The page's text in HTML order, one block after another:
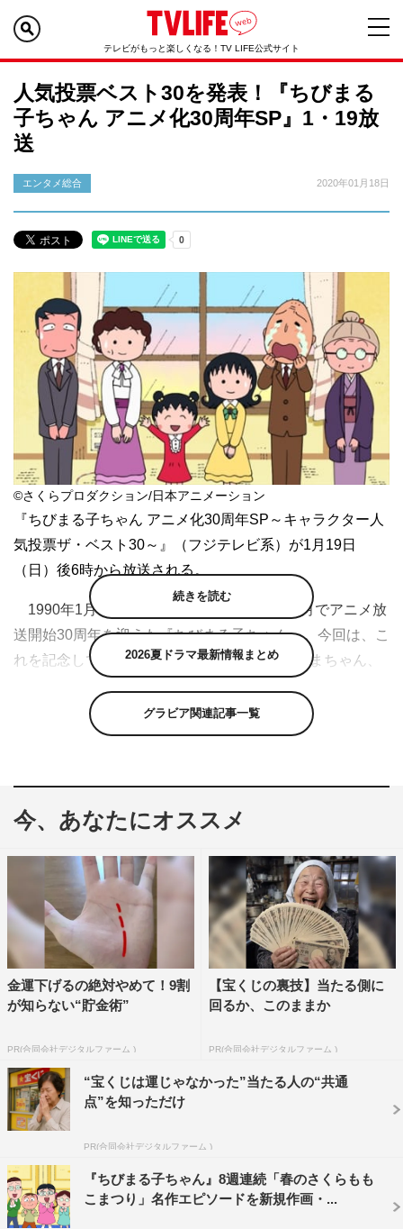
テレビがもっと楽しくなる！TV LIFE公式サイト
人気投票ベスト30を発表！『ちびまる
子ちゃん アニメ化30周年SP』1・19放
送
エンタメ総合 2020年01月18日
©さくらプロダクション/日本アニメーション
『ちびまる子ちゃん アニメ化30周年SP～キャラクター人
気投票ザ・ベスト30～』（フジテレビ系）が1月19日
（日）後6時から放送される。
1990年1月7日に放送をスタートし、この1月でアニメ放
送開始30周年を迎えた『ちびまる子ちゃん』。今回は、こ
れを記念して1時間スペシャルで「まる子とたまちゃん、
年全国の視聴者から投票されたキャラクター人気投票の結
果を発表する。
©さくらプロダクション/日本アニメーション
「まる子とたまちゃん、ふたりの冒険」では、お姉ちゃん
さんへ向かう。ところが何軒回っても、写真集は人気で既
に売り切れてしまっている。そのうち辺りは薄暗くなって
悪者にあとをつけられているのではと不安になる二人は、
全力で走り出す。果たしてまる子は追っ手から逃げ、無事
写真集を手に入れることができるのか。そしてお姉ちゃん
続きを読む
2026夏ドラマ最新情報まとめ
グラビア関連記事一覧
今、あなたにオススメ
金運下げるの絶対やめて！9割
が知らない“貯金術”
PR(合同会社デジタルファーム )
【宝くじの裏技】当たる側に
回るか、このままか
PR(合同会社デジタルファーム )
“宝くじは運じゃなかった”当たる人の“共通
点”を知っただけ
PR(合同会社デジタルファーム )
『ちびまる子ちゃん』8週連続「春のさくらもも
こまつり」名作エピソードを新規作画・...